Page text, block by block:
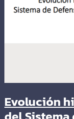
Evolución